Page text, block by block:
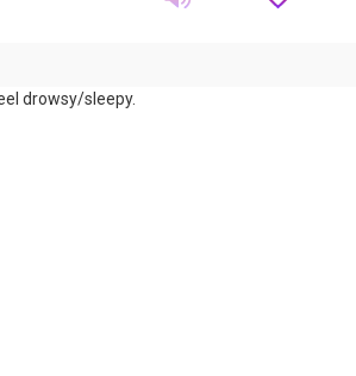
drowsy/sleepy.